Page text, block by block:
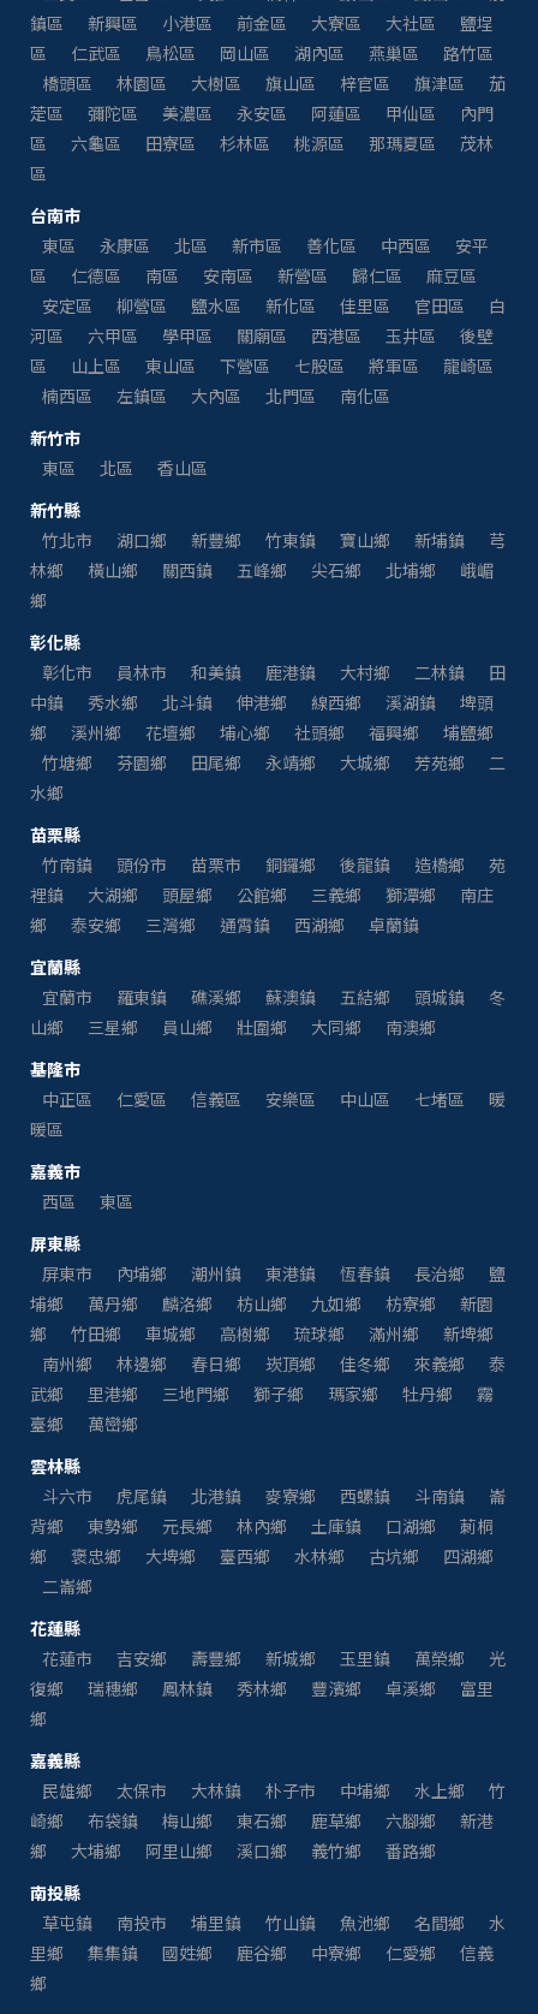
鎮區
新興區 小港區 前金區 大寮區 大社區
鹽埕
區
仁武區 鳥松區 岡山區 湖內區 燕巢區
路竹區
橋頭區
林園區 大樹區 旗山區 梓官區 旗津區
茄
萣區
彌陀區 美濃區 永安區 阿蓮區 甲仙區
內門
區
六龜區 田寮區 杉林區 桃源區 那瑪夏區
茂林
區
台南市
東區
永康區 北區 新市區 善化區 中西區
安平
區
仁德區 南區 安南區 新營區 歸仁區
麻豆區
安定區
柳營區 鹽水區 新化區 佳里區 官田區
白
河區
六甲區 學甲區 關廟區 西港區 玉井區
後壁
區
山上區 東山區 下營區 七股區 將軍區
龍崎區
楠西區
左鎮區 大內區 北門區
南化區
新竹市
東區
北區
香山區
新竹縣
竹北市
湖口鄉 新豐鄉 竹東鎮 寶山鄉 新埔鎮
芎
林鄉
橫山鄉 關西鎮 五峰鄉 尖石鄉 北埔鄉
峨嵋
鄉
彰化縣
彰化市
員林市 和美鎮 鹿港鎮 大村鄉 二林鎮
田
中鎮
秀水鄉 北斗鎮 伸港鄉 線西鄉 溪湖鎮
埤頭
鄉
溪州鄉 花壇鄉 埔心鄉 社頭鄉 福興鄉
埔鹽鄉
竹塘鄉
芬園鄉 田尾鄉 永靖鄉 大城鄉 芳苑鄉
二
水鄉
苗栗縣
竹南鎮
頭份市 苗栗市 銅鑼鄉 後龍鎮 造橋鄉
苑
裡鎮
大湖鄉 頭屋鄉 公館鄉 三義鄉 獅潭鄉
南庄
鄉
泰安鄉 三灣鄉 通霄鎮 西湖鄉
卓蘭鎮
宜蘭縣
宜蘭市
羅東鎮 礁溪鄉 蘇澳鎮 五結鄉 頭城鎮
冬
山鄉
三星鄉 員山鄉 壯圍鄉 大同鄉
南澳鄉
基隆市
中正區
仁愛區 信義區 安樂區 中山區 七堵區
暖
暖區
嘉義市
西區
東區
屏東縣
屏東市
內埔鄉 潮州鎮 東港鎮 恆春鎮 長治鄉
鹽
埔鄉
萬丹鄉 麟洛鄉 枋山鄉 九如鄉 枋寮鄉
新園
鄉
竹田鄉 車城鄉 高樹鄉 琉球鄉 滿州鄉
新埤鄉
南州鄉
林邊鄉 春日鄉 崁頂鄉 佳冬鄉 來義鄉
泰
武鄉
里港鄉 三地門鄉 獅子鄉 瑪家鄉 牡丹鄉
霧
臺鄉
萬巒鄉
雲林縣
斗六市
虎尾鎮 北港鎮 麥寮鄉 西螺鎮 斗南鎮
崙
背鄉
東勢鄉 元長鄉 林內鄉 土庫鎮 口湖鄉
莿桐
鄉
褒忠鄉 大埤鄉 臺西鄉 水林鄉 古坑鄉
四湖鄉
二崙鄉
花蓮縣
花蓮市
吉安鄉 壽豐鄉 新城鄉 玉里鎮 萬榮鄉
光
復鄉
瑞穗鄉 鳳林鎮 秀林鄉 豐濱鄉 卓溪鄉
富里
鄉
嘉義縣
民雄鄉
太保市 大林鎮 朴子市 中埔鄉 水上鄉
竹
崎鄉
布袋鎮 梅山鄉 東石鄉 鹿草鄉 六腳鄉
新港
鄉
大埔鄉 阿里山鄉 溪口鄉 義竹鄉
番路鄉
南投縣
草屯鎮
南投市 埔里鎮 竹山鎮 魚池鄉 名間鄉
水
里鄉
集集鎮 國姓鄉 鹿谷鄉 中寮鄉 仁愛鄉
信義
鄉